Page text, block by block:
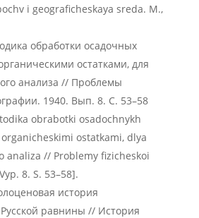
i geograficheskaya sreda. M.,
обработки осадочных
остатками, для
анализа // Проблемы
1940. Вып. 8. С. 53–58
obrabotki osadochnykh
ostatkami, dlya
analiza // Problemy fizicheskoi
8. S. 53–58].
история
равнины // История